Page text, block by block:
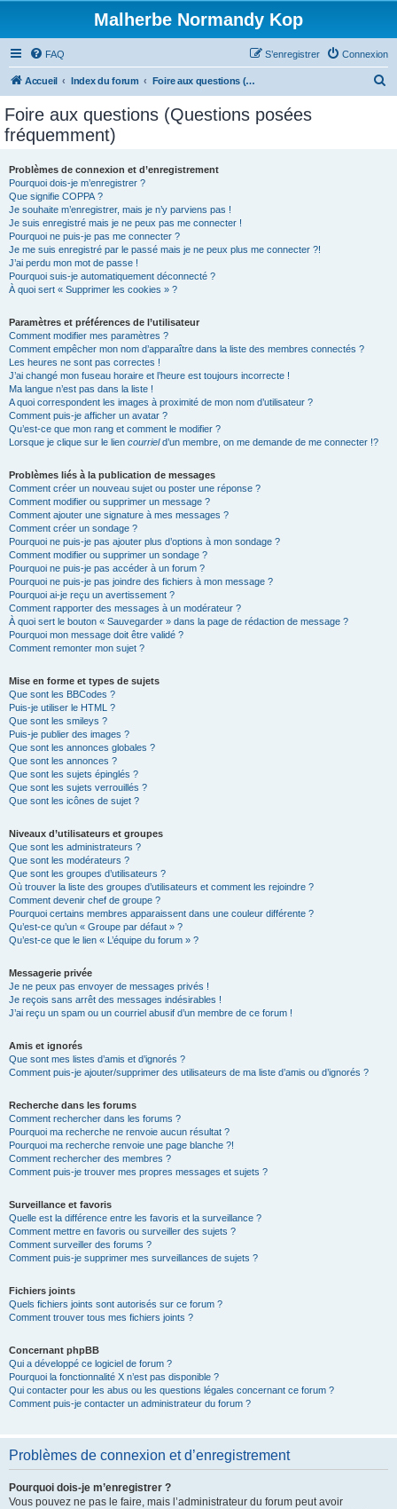
Malherbe Normandy Kop
FAQ Connexion
S’enregistrer
Accueil Index du forum Foire aux questions (Questions posées fréquemment)
Foire aux questions (Questions posées
fréquemment)
Problèmes de connexion et d’enregistrement
Pourquoi dois-je m’enregistrer ?
Que signifie COPPA ?
Je souhaite m’enregistrer, mais je n’y parviens pas !
Je suis enregistré mais je ne peux pas me connecter !
Pourquoi ne puis-je pas me connecter ?
Je me suis enregistré par le passé mais je ne peux plus me connecter ?!
J’ai perdu mon mot de passe !
Pourquoi suis-je automatiquement déconnecté ?
À quoi sert « Supprimer les cookies » ?
Paramètres et préférences de l’utilisateur
Comment modifier mes paramètres ?
Comment empêcher mon nom d’apparaître dans la liste des membres connectés ?
Les heures ne sont pas correctes !
J’ai changé mon fuseau horaire et l’heure est toujours incorrecte !
Ma langue n’est pas dans la liste !
A quoi correspondent les images à proximité de mon nom d’utilisateur ?
Comment puis-je afficher un avatar ?
Qu’est-ce que mon rang et comment le modifier ?
Lorsque je clique sur le lien courrield’un membre, on me demande de me connecter !?
Problèmes liés à la publication de messages
Comment créer un nouveau sujet ou poster une réponse ?
Comment modifier ou supprimer un message ?
Comment ajouter une signature à mes messages ?
Comment créer un sondage ?
Pourquoi ne puis-je pas ajouter plus d’options à mon sondage ?
Comment modifier ou supprimer un sondage ?
Pourquoi ne puis-je pas accéder à un forum ?
Pourquoi ne puis-je pas joindre des fichiers à mon message ?
Pourquoi ai-je reçu un avertissement ?
Comment rapporter des messages à un modérateur ?
À quoi sert le bouton « Sauvegarder » dans la page de rédaction de message ?
Pourquoi mon message doit être validé ?
Comment remonter mon sujet ?
Mise en forme et types de sujets
Que sont les BBCodes ?
Puis-je utiliser le HTML ?
Que sont les smileys ?
Puis-je publier des images ?
Que sont les annonces globales ?
Que sont les annonces ?
Que sont les sujets épinglés ?
Que sont les sujets verrouillés ?
Que sont les icônes de sujet ?
Niveaux d’utilisateurs et groupes
Que sont les administrateurs ?
Que sont les modérateurs ?
Que sont les groupes d’utilisateurs ?
Où trouver la liste des groupes d’utilisateurs et comment les rejoindre ?
Comment devenir chef de groupe ?
Pourquoi certains membres apparaissent dans une couleur différente ?
Qu’est-ce qu’un « Groupe par défaut » ?
Qu’est-ce que le lien « L’équipe du forum » ?
Messagerie privée
Je ne peux pas envoyer de messages privés !
Je reçois sans arrêt des messages indésirables !
J’ai reçu un spam ou un courriel abusif d’un membre de ce forum !
Amis et ignorés
Que sont mes listes d’amis et d’ignorés ?
Comment puis-je ajouter/supprimer des utilisateurs de ma liste d’amis ou d’ignorés ?
Recherche dans les forums
Comment rechercher dans les forums ?
Pourquoi ma recherche ne renvoie aucun résultat ?
Pourquoi ma recherche renvoie une page blanche ?!
Comment rechercher des membres ?
Comment puis-je trouver mes propres messages et sujets ?
Surveillance et favoris
Quelle est la différence entre les favoris et la surveillance ?
Comment mettre en favoris ou surveiller des sujets ?
Comment surveiller des forums ?
Comment puis-je supprimer mes surveillances de sujets ?
Fichiers joints
Quels fichiers joints sont autorisés sur ce forum ?
Comment trouver tous mes fichiers joints ?
Concernant phpBB
Qui a développé ce logiciel de forum ?
Pourquoi la fonctionnalité X n’est pas disponible ?
Qui contacter pour les abus ou les questions légales concernant ce forum ?
Comment puis-je contacter un administrateur du forum ?
Problèmes de connexion et d’enregistrement
Pourquoi dois-je m’enregistrer ?
Vous pouvez ne pas le faire, mais l’administrateur du forum peut avoir